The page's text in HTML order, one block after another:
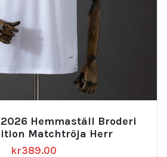
Hemmaställ Broderi
Matchtröja Herr
kr389.00